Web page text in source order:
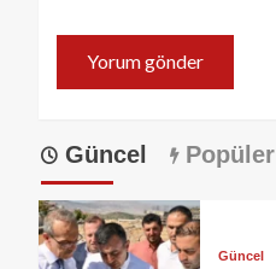
Güncel Popüler
Güncel